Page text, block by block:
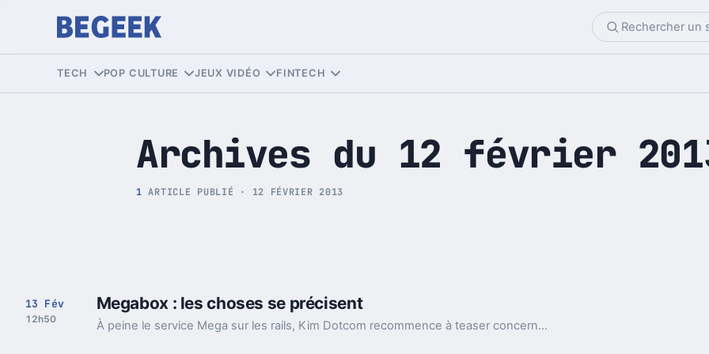
Tech et Pop culture
TECH POP CULTURE JEUX VIDÉO FINTECH
Archives du 12 février
1 ARTICLE PUBLIÉ · 12 FÉVRIER 2013
13 Fév
12h50
Megabox : les choses se précisent
À peine le service Mega sur les rails, Kim Dotcom recommence à teaser concernant son prochain projet : Megabox.